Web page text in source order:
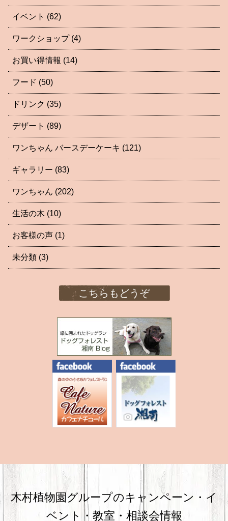
イベント (62)
ワークショップ (4)
お買い得情報 (14)
フード (50)
ドリンク (35)
デザート (89)
ワンちゃん バースデーケーキ (121)
ギャラリー (83)
ワンちゃん (202)
生活の木 (10)
お客様の声 (1)
未分類 (3)
こちらもどうぞ
木村植物園グループのキャンペーン・ イ
ベント・教室・相談会情報